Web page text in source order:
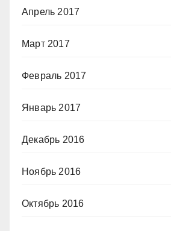
Апрель 2017
Март 2017
Февраль 2017
Январь 2017
Декабрь 2016
Ноябрь 2016
Октябрь 2016